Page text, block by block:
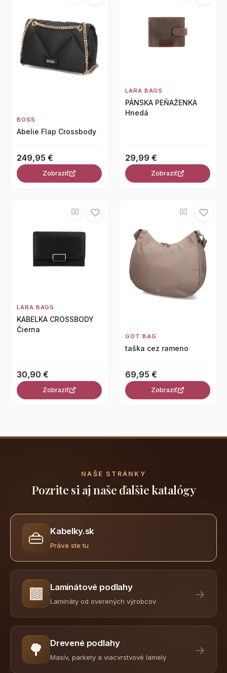
BOSS
Abelie Flap Crossbody
249,95 €
Zobraziť
LARA BAGS
PÁNSKA PEŇAŽENKA
Hnedá
29,99 €
Zobraziť
LARA BAGS
KABELKA CROSSBODY
Čierna
30,90 €
Zobraziť
GOT BAG
taška cez rameno
69,95 €
Zobraziť
NAŠE STRÁNKY
Pozrite si aj naše ďalšie katalógy
👜 Kabelky.sk
Práve ste tu
🟫 Laminátové podlahy
Lamináty od overených výrobcov
→
🌳 Drevené podlahy
Masív, parkety a viacvrstvové lamely
→